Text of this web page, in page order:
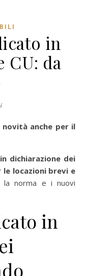
in
CU: da
anche per il
dichiarazione dei
le locazioni brevi e
la norma e i nuovi
in